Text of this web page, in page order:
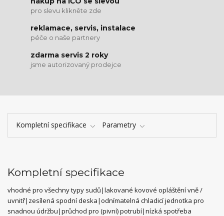
pro slevu klikněte zde
reklamace, servis, instalace
péče o naše partnery
zdarma servis 2 roky
jsme autorizovaný prodejce
Kompletní specifikace Parametry
Kompletní specifikace
vhodné pro všechny typy sudů|lakované kovové opláštění vně /
uvnitř|zesílená spodní deska|odnímatelná chladicí jednotka pro
snadnou údržbu|průchod pro (pivní) potrubí|nízká spotřeba